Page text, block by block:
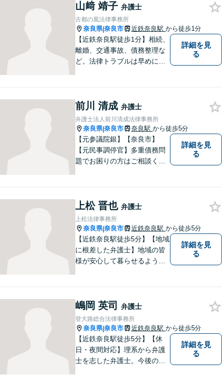
ています。法律トラブルでお
悩みごとがありましたら、お
気軽にご相談ください。
山﨑 靖子 弁護士
古都の風法律事務所
奈良県|奈良市 近鉄奈良駅 から徒歩1分
【近鉄奈良駅徒歩1分】相続、
離婚、交通事故、債務整理な
ど。法律トラブルは早めに弁
丁寧にお伺いいたします。
詳細を見
る
前川 清成 弁護士
弁護士法人前川清成法律事務所
奈良県|奈良市 奈良駅 から徒歩5分
【元参議院銀】【奈良市】
【元民事調停官】多重債務問
題でお困りの方はご相談くだ
たら、一度ご相談ください。
詳細を見
る
上松 晋也 弁護士
上松法律事務所
奈良県|奈良市 近鉄奈良駅 から徒歩5分
【近鉄奈良駅徒歩5分】【地域
に根差した弁護士】地域の皆
様が安心して暮らせるように
対応します。【夜間／休日対
応可】法律トラブルでお悩み
の方は、お気軽にご相談くだ
さい。
詳細を見
る
嶋岡 英司 弁護士
登大路総合法律事務所
奈良県|奈良市 近鉄奈良駅 から徒歩5分
【近鉄奈良駅徒歩5分】【休
日・夜間対応】理系から弁護
士を志した弁護士。今後の生
詳細を見
る